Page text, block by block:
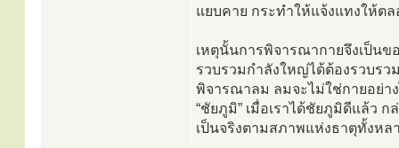
แยบคาย กระทำให้แจ้งแทงให้ต
เหตุนั้นการพิจารณากายจึงเป็น
รวบรวมกำลังใหญ่ได้ต้องรวบร
พิจารณาลม ลมจะไม่ใช่กายอย่า
“ชัยภูมิ” เมื่อเราได้ชัยภูมิดีแล้ว
เป็นจริงตามสภาพแห่งธาตุทั้งห